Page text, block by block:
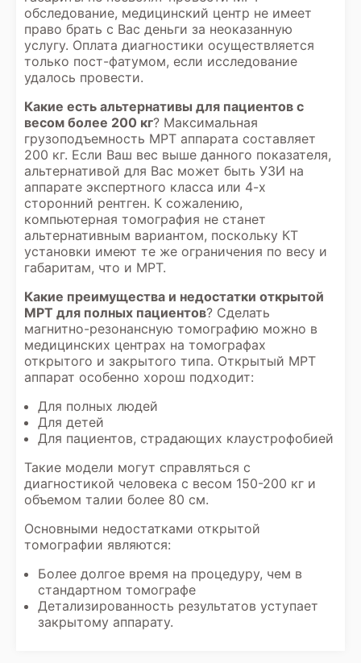
обследование, медицинский центр не имеет
право брать с Вас деньги за неоказанную
услугу. Оплата диагностики осуществляется
только пост-фатумом, если исследование
удалось провести.
Какие есть альтернативы для пациентов с
весом более 200 кг? Максимальная
грузоподъемность МРТ аппарата составляет
200 кг. Если Ваш вес выше данного показателя,
альтернативой для Вас может быть УЗИ на
аппарате экспертного класса или 4-х
сторонний рентген. К сожалению,
компьютерная томография не станет
альтернативным вариантом, поскольку КТ
установки имеют те же ограничения по весу и
габаритам, что и МРТ.
Какие преимущества и недостатки открытой
МРТ для полных пациентов? Сделать
магнитно-резонансную томографию можно в
медицинских центрах на томографах
открытого и закрытого типа. Открытый МРТ
аппарат особенно хорош подходит:
Для полных людей
Для детей
Для пациентов, страдающих клаустрофобией
Такие модели могут справляться с
диагностикой человека с весом 150-200 кг и
объемом талии более 80 см.
Основными недостатками открытой
томографии являются:
Более долгое время на процедуру, чем в
стандартном томографе
Детализированность результатов уступает
закрытому аппарату.